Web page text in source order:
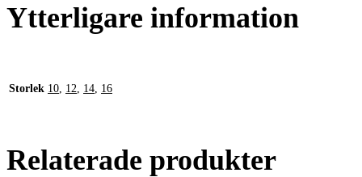
Ytterligare information
Storlek 10 12 14 16
Relaterade produkter